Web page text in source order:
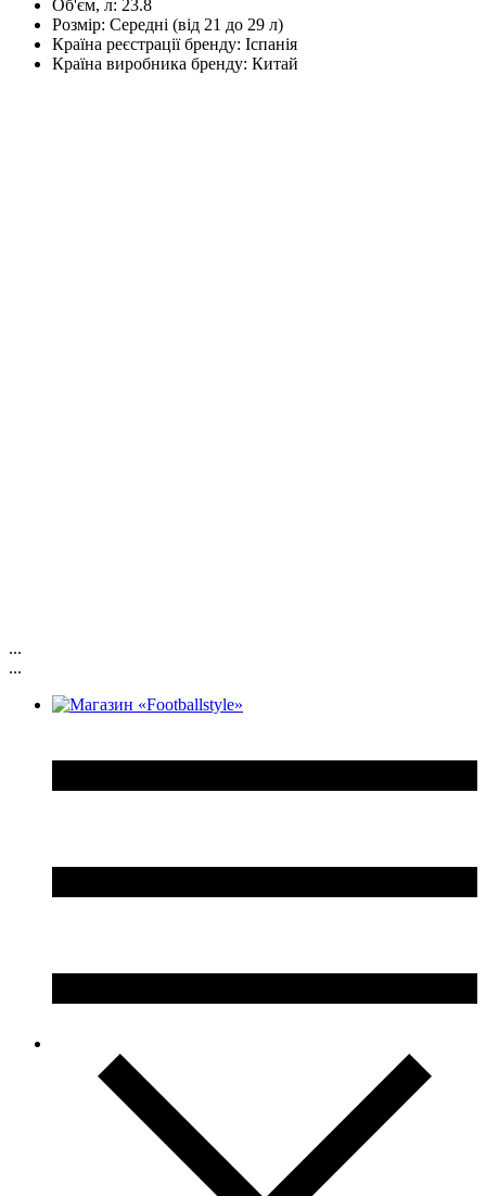
Об'єм, л: 23.8
Розмір: Середні (від 21 до 29 л)
Країна реєстрації бренду: Іспанія
Країна виробника бренду: Китай
...
...